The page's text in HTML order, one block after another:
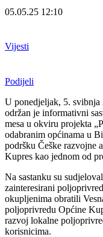
05.05.25 12:10
Vijesti
Podijeli
U ponedjeljak, 5. svibnja
održan je informativni
mesa u okviru projekta
odabranim općinama u
podršku Češke razvojne
Kupres kao jednom od
Na sastanku su
zainteresirani
okupljenima obratili
poljoprivredu Općine
razvoj lokalne
korisnicima.